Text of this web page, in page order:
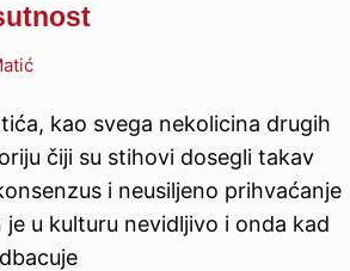
kao svega nekolicina drugih
čiji su stihovi dosegli takav
i neusiljeno prihvaćanje
je u kulturu nevidljivo i onda kad